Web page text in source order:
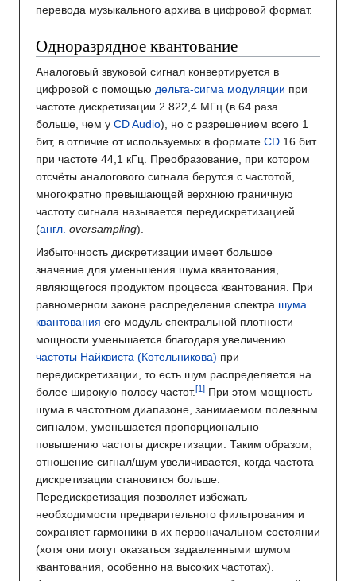
перевода музыкального архива в цифровой формат.
Одноразрядное квантование
Аналоговый звуковой сигнал конвертируется в
цифровой с помощью дельта-сигма модуляции при
частоте дискретизации 2 822,4 МГц (в 64 раза
больше, чем у CD Audio), но с разрешением всего 1
бит, в отличие от используемых в формате CD 16 бит
при частоте 44,1 кГц. Преобразование, при котором
отсчёты аналогового сигнала берутся с частотой,
многократно превышающей верхнюю граничную
частоту сигнала называется передискретизацией
(англ. oversampling).
Избыточность дискретизации имеет большое
значение для уменьшения шума квантования,
являющегося продуктом процесса квантования. При
равномерном законе распределения спектра шума
квантования его модуль спектральной плотности
мощности уменьшается благодаря увеличению
частоты Найквиста (Котельникова) при
передискретизации, то есть шум распределяется на
более широкую полосу частот.
При этом мощность
шума в частотном диапазоне, занимаемом полезным
сигналом, уменьшается пропорционально
повышению частоты дискретизации. Таким образом,
отношение сигнал/шум увеличивается, когда частота
дискретизации становится больше.
Передискретизация позволяет избежать
необходимости предварительного фильтрования и
сохраняет гармоники в их первоначальном состоянии
(хотя они могут оказаться задавленными шумом
квантования, особенно на высоких частотах).